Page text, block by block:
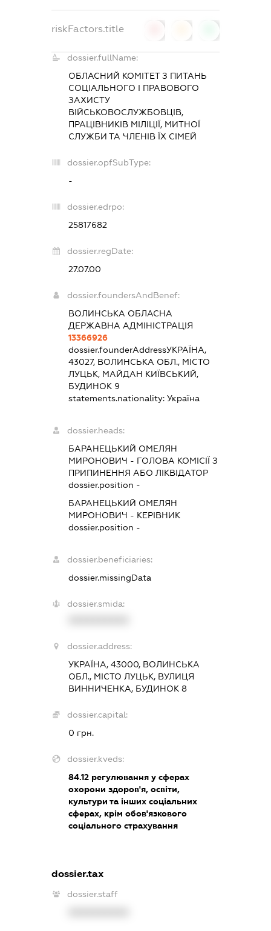
riskFactors.title
dossier.fullName:
ОБЛАСНИЙ КОМІТЕТ З ПИТАНЬ
СОЦІАЛЬНОГО І ПРАВОВОГО
ЗАХИСТУ
ВІЙСЬКОВОСЛУЖБОВЦІВ,
ПРАЦІВНИКІВ МІЛІЦІЇ, МИТНОЇ
СЛУЖБИ ТА ЧЛЕНІВ ЇХ СІМЕЙ
dossier.opfSubType:
-
dossier.edrpo:
25817682
dossier.regDate:
27.07.00
dossier.foundersAndBenef:
ВОЛИНСЬКА ОБЛАСНА
ДЕРЖАВНА АДМІНІСТРАЦІЯ
13366926
dossier.founderAddressУКРАЇНА,
43027, ВОЛИНСЬКА ОБЛ., МІСТО
ЛУЦЬК, МАЙДАН КИЇВСЬКИЙ,
БУДИНОК 9
statements.nationality:Україна
dossier.heads:
БАРАНЕЦЬКИЙ ОМЕЛЯН
МИРОНОВИЧ - ГОЛОВА КОМІСІЇ З
ПРИПИНЕННЯ АБО ЛІКВІДАТОР
dossier.position -
БАРАНЕЦЬКИЙ ОМЕЛЯН
МИРОНОВИЧ - КЕРІВНИК
dossier.position -
dossier.beneficiaries:
dossier.missingData
dossier.smida:
dossier.address:
УКРАЇНА, 43000, ВОЛИНСЬКА
ОБЛ., МІСТО ЛУЦЬК, ВУЛИЦЯ
ВИННИЧЕНКА, БУДИНОК 8
dossier.capital:
0 грн.
dossier.kveds:
84.12 регулювання у сферах
охорони здоров'я, освіти,
культури та інших соціальних
сферах, крім обов'язкового
соціального страхування
dossier.tax
dossier.staff